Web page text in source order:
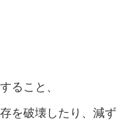
ること、
を破壊したり、減ず